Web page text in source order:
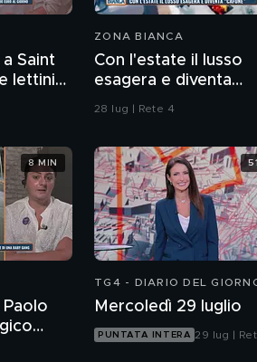
Saint
lettini
al
ZONA BIANCA
Con l'estate il lusso
esagera e diventa
"cafone"
28 lug | Rete 4
Paolo
di una
8 MIN
TG4 - DIARIO DEL
Mercoledì 29 luglio
PUNTATA INTERA 29 lug |